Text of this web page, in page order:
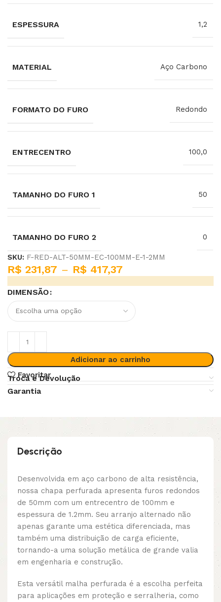
ESPESSURA 1,2
MATERIAL Aço Carbono
FORMATO DO FURO Redondo
ENTRECENTRO 100,0
TAMANHO DO FURO 1 50
TAMANHO DO FURO 2 0
SKU: F-RED-ALT-50MM-EC-100MM-E-1-2MM
R$ 231,87 – R$ 417,37
DIMENSÃO
Adicionar ao carrinho
Favoritar
Troca e Devolução
Garantia
Descrição
Desenvolvida em aço carbono de alta resistência,
nossa chapa perfurada apresenta furos redondos
de 50mm com um entrecentro de 100mm e
espessura de 1.2mm. Seu arranjo alternado não
apenas garante uma estética diferenciada, mas
também uma distribuição de carga eficiente,
tornando-a uma solução metálica de grande valia
em engenharia e construção.
Esta versátil malha perfurada é a escolha perfeita
para aplicações em proteção e serralheria, como